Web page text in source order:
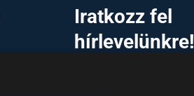
Iratkozz fel
hírlevelünkre!